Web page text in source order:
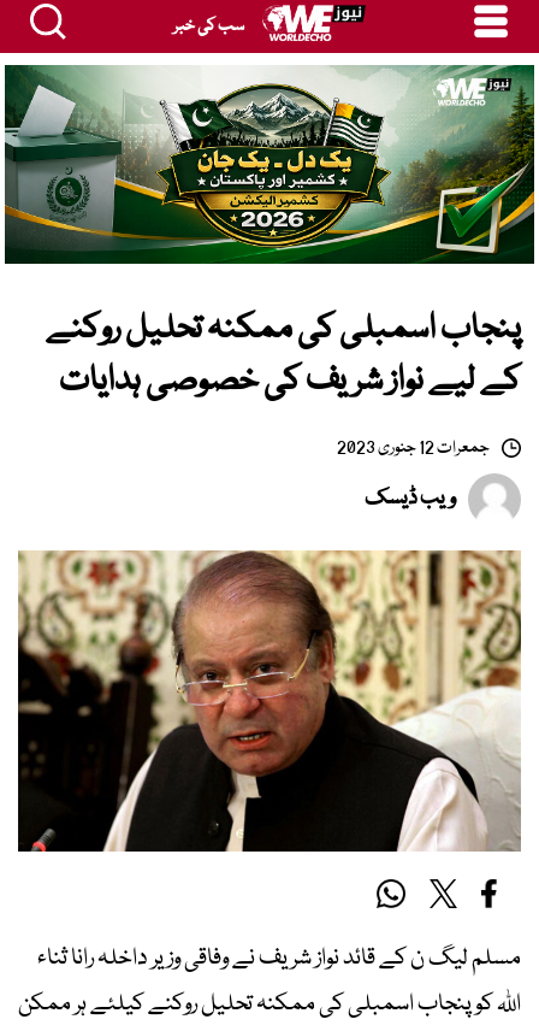
سب کی خبر
پنجاب اسمبلی کی ممکنہ تحلیل روکنے
کے لیے نواز شریف کی خصوصی ہدایات
جمعرات 12 جنوری 2023
ویب ڈیسک
مسلم لیگ ن کے قائد نواز شریف نے وفاقی وزیر داخلہ رانا ثناء
اللہ کو پنجاب اسمبلی کی ممکنہ تحلیل روکنے کیلئے ہر ممکن